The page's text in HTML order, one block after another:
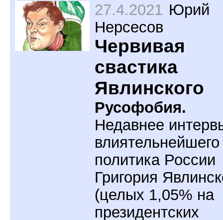
27.4.2021 Юрий
Нерсесов
Червивая
свастика
Явлинского
Русофобия.
Недавнее
влиятельнейшего
политика России
Григория
(целых 1,05% на
президентских